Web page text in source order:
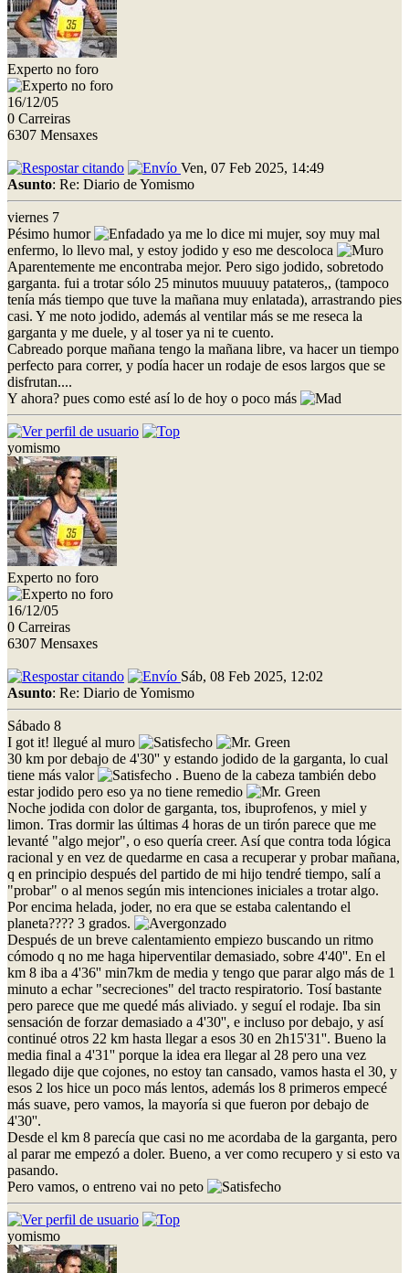
Experto no foro
16/12/05
0 Carreiras
6307 Mensaxes
Ven, 07 Feb 2025, 14:49
Asunto: Re: Diario de Yomismo
viernes 7
Pésimo humor
ya me lo dice mi mujer, soy muy mal
enfermo, lo llevo mal, y estoy jodido y eso me descoloca
Aparentemente me encontraba mejor. Pero sigo jodido, sobretodo
garganta. fui a trotar sólo 25 minutos muuuuy patateros,, (tampoco
tenía más tiempo que tuve la mañana muy enlatada), arrastrando pies
casi. Y me noto jodido, además al ventilar más se me reseca la
garganta y me duele, y al toser ya ni te cuento.
Cabreado porque mañana tengo la mañana libre, va hacer un tiempo
perfecto para correr, y podía hacer un rodaje de esos largos que se
disfrutan....
Y ahora? pues como esté así lo de hoy o poco más
yomismo
Experto no foro
16/12/05
0 Carreiras
6307 Mensaxes
Sáb, 08 Feb 2025, 12:02
Asunto: Re: Diario de Yomismo
Sábado 8
I got it! llegué al muro
30 km por debajo de 4'30'' y estando jodido de la garganta, lo cual
tiene más valor
. Bueno de la cabeza también debo
estar jodido pero eso ya no tiene remedio
Noche jodida con dolor de garganta, tos, ibuprofenos, y miel y
limon. Tras dormir las últimas 4 horas de un tirón parece que me
levanté "algo mejor", o eso quería creer. Así que contra toda lógica
racional y en vez de quedarme en casa a recuperar y probar mañana,
q en principio después del partido de mi hijo tendré tiempo, salí a
"probar" o al menos según mis intenciones iniciales a trotar algo.
Por encima helada, joder, no era que se estaba calentando el
planeta???? 3 grados.
Después de un breve calentamiento empiezo buscando un ritmo
cómodo q no me haga hiperventilar demasiado, sobre 4'40''. En el
km 8 iba a 4'36'' min7km de media y tengo que parar algo más de 1
minuto a echar "secreciones" del tracto respiratorio. Tosí bastante
pero parece que me quedé más aliviado. y seguí el rodaje. Iba sin
sensación de forzar demasiado a 4'30'', e incluso por debajo, y así
continué otros 22 km hasta llegar a esos 30 en 2h15'31''. Bueno la
media final a 4'31'' porque la idea era llegar al 28 pero una vez
llegado dije que cojones, no estoy tan cansado, vamos hasta el 30, y
esos 2 los hice un poco más lentos, además los 8 primeros empecé
más suave, pero vamos, la mayoría si que fueron por debajo de
4'30''.
Desde el km 8 parecía que casi no me acordaba de la garganta, pero
al parar me empezó a doler. Bueno, a ver como recupero y si esto va
pasando.
Pero vamos, o entreno vai no peto
yomismo